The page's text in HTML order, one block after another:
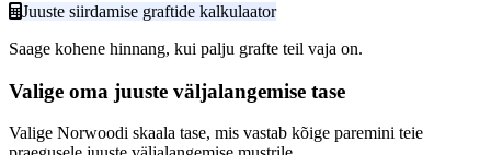
Juuste siirdamise graftide kalkulaator
Saage kohene hinnang, kui palju grafte teil vaja on.
Valige oma juuste väljalangemise tase
Valige Norwoodi skaala tase, mis vastab kõige paremini teie